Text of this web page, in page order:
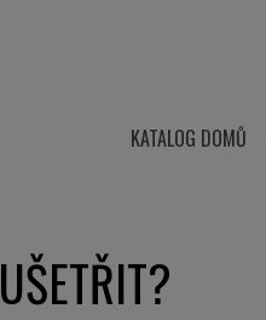
KATALOG DOMŮ